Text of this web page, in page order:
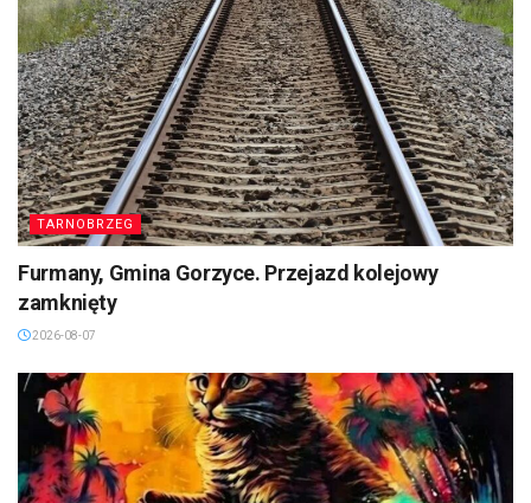
TARNOBRZEG
Furmany, Gmina Gorzyce. Przejazd kolejowy
zamknięty
2026-08-07